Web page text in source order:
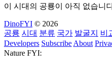
이 시대의 공룡이 아직 없습니
DinoFYI © 2026
공룡 시대 분류 국가 발굴지 비
Developers Subscribe About
Nature FYI: